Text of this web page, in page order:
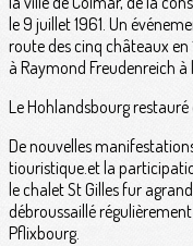
le 9 juillet 1961. Un
route des cinq châteaux en
à Raymond Freudenreich à
Le Hohlandsbourg
De nouvelles
tiouristique.et la
le chalet St Gilles fur
débroussaillé
Pflixbourg.